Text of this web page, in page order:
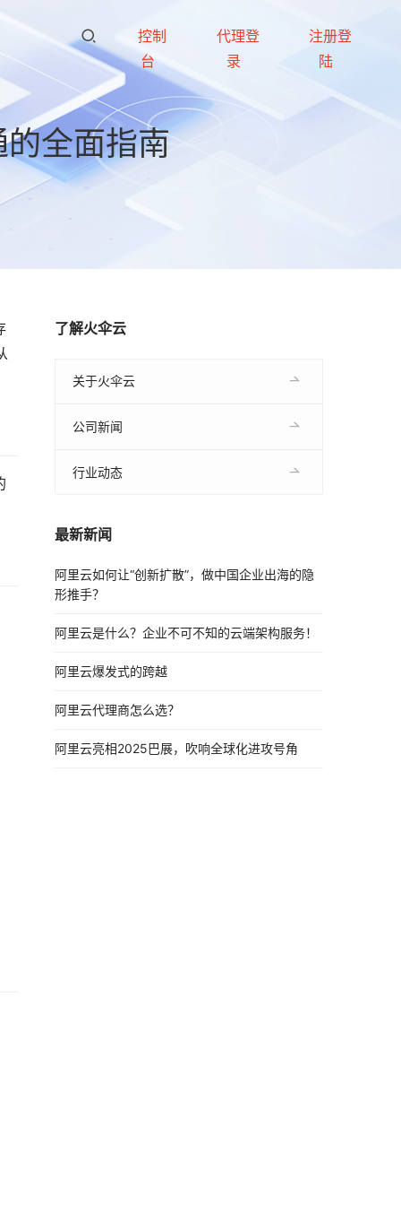
控制
台
代理登
录
注册登
陆
全面指南
了解火伞云
关于火伞云
公司新闻
行业动态
最新新闻
阿里云如何让“创新扩散”，做中国企业出海的隐
形推手？
阿里云是什么？企业不可不知的云端架构服务！
阿里云爆发式的跨越
阿里云代理商怎么选？
阿里云亮相2025巴展，吹响全球化进攻号角